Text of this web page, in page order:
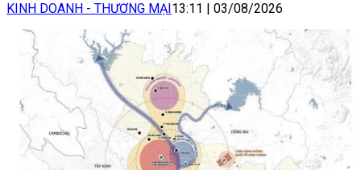
KINH DOANH - THƯƠNG MẠI 13:11 03/08/2026